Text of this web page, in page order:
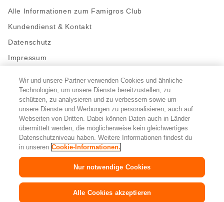
Alle Informationen zum Famigros Club
Kundendienst & Kontakt
Datenschutz
Impressum
Bleibe mit uns in Kontakt
Facebook
https://twitter.com/migros
https://www.youtube.com/user/
PinterestInstagram
Cookie-Einstellungen
© 2026 Migros-Genossenschafts-Bund
FR IT
Wir und unsere Partner verwenden Cookies und ähnliche
Technologien, um unsere Dienste bereitzustellen, zu
schützen, zu analysieren und zu verbessern sowie um
unsere Dienste und Werbungen zu personalisieren, auch auf
Webseiten von Dritten. Dabei können Daten auch in Länder
übermittelt werden, die möglicherweise kein gleichwertiges
Datenschutzniveau haben. Weitere Informationen findest du
in unseren Cookie-Informationen.
Nur notwendige Cookies
Alle Cookies akzeptieren